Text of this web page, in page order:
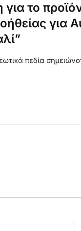
το
για
πεδία